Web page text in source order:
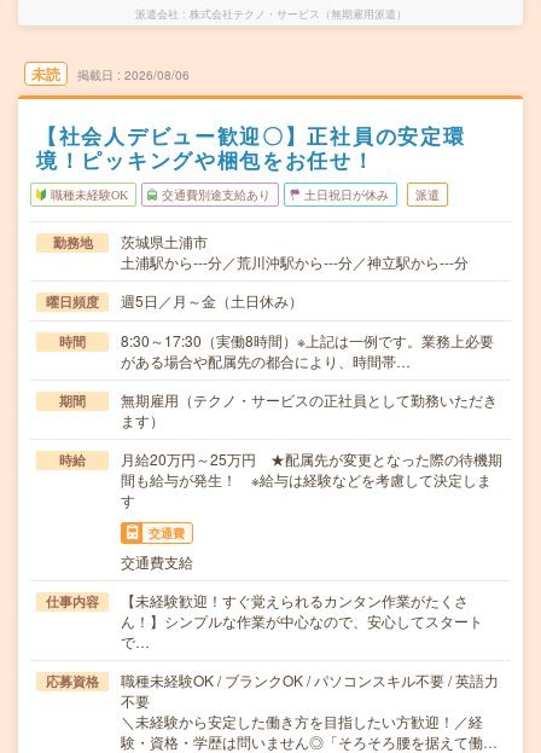
派遣会社 株式会社テクノ・サービス（無期雇用派遣）
未読 掲載日 2026/08/06
【社会人デビュー歓迎〇】正社員の安定環
境！ピッキングや梱包をお任せ！
職種未経験OK 交通費別途支給あり 土日祝日が休み 派遣
勤務地
茨城県土浦市
土浦駅から---分／荒川沖駅から---分／神立駅から---分
曜日頻度 週5日／月～金（土日休み）
時間
8:30～17:30（実働8時間）※上記は一例です。業務上必要
がある場合や配属先の都合により、時間帯…
期間
無期雇用（テクノ・サービスの正社員として勤務いただき
ます）
時給
月給20万円～25万円 ★配属先が変更となった際の待機期
間も給与が発生！ ※給与は経験などを考慮して決定しま
す
交通費
交通費支給
仕事内容
【未経験歓迎！すぐ覚えられるカンタン作業がたくさ
ん！】シンプルな作業が中心なので、安心してスタート
で…
応募資格
職種未経験OK / ブランクOK / パソコンスキル不要 / 英語力
不要
＼未経験から安定した働き方を目指したい方歓迎！／経
験・資格・学歴は問いません◎「そろそろ腰を据えて働…